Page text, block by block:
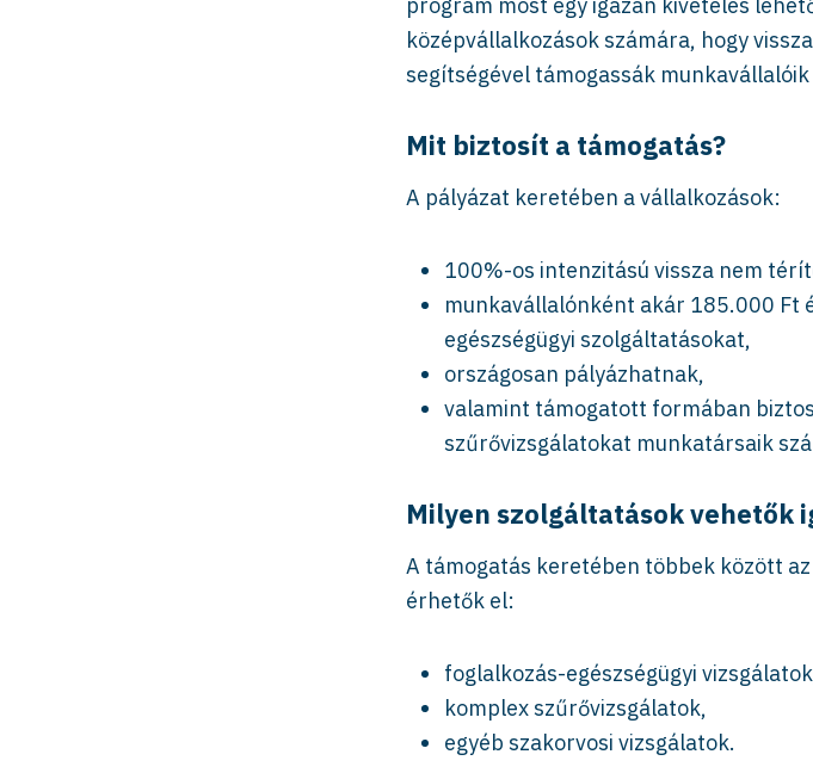
program most egy igazán kivételes
középvállalkozások számára, hogy
segítségével támogassák
Mit biztosít a támogatás?
A pályázat keretében a vállalkozások:
100%-os intenzitású vissza nem
munkavállalónként akár 185.000 Ft
egészségügyi szolgáltatásokat,
országosan pályázhatnak,
valamint támogatott formában
szűrővizsgálatokat munkatársaik
Milyen szolgáltatások vehetők
A támogatás keretében többek között
érhetők el:
foglalkozás-egészségügyi
komplex szűrővizsgálatok,
egyéb szakorvosi vizsgálatok.